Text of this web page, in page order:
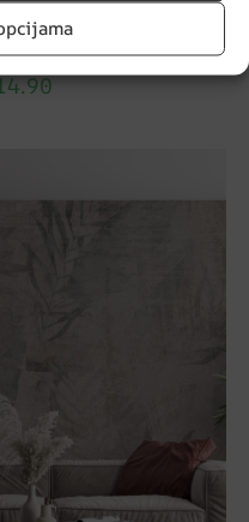
umjetnost